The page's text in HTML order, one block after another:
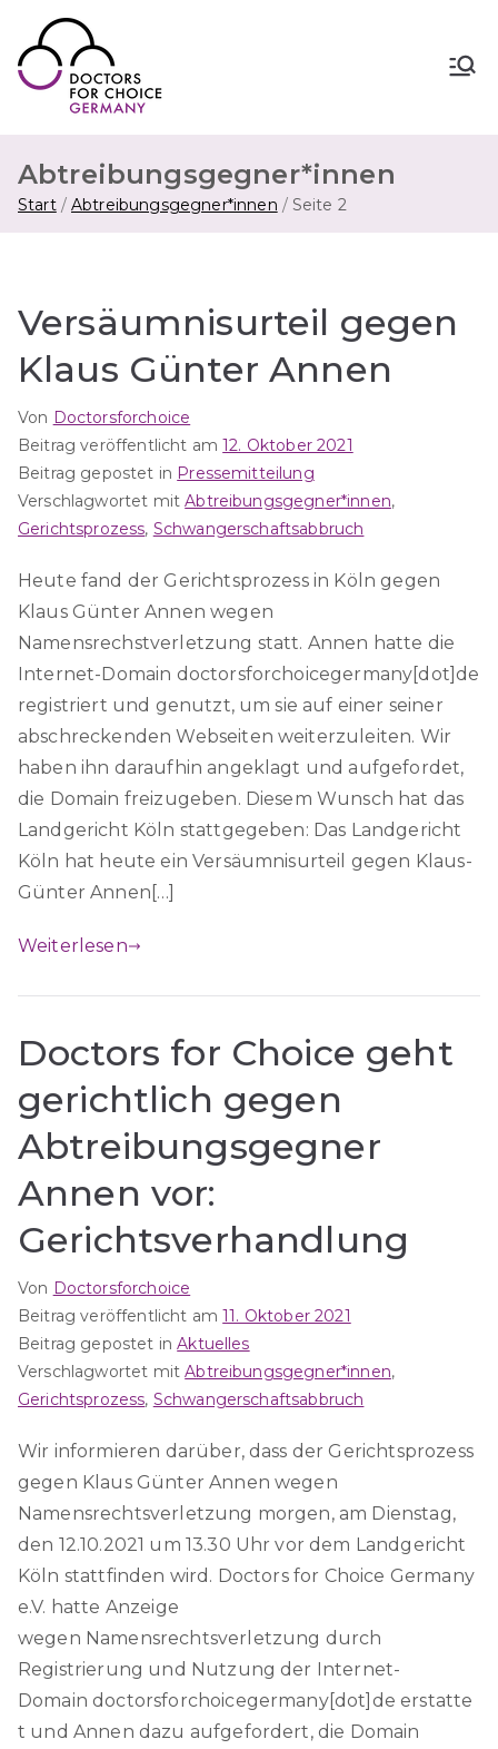
Inhalt
springen
Abtreibungsgegner*innen
Start Abtreibungsgegner*innen Seite 2
Versäumnisurteil gegen
Klaus Günter Annen
Von Doctorsforchoice
Beitrag veröffentlicht am12. Oktober 2021
Beitrag gepostet in Pressemitteilung
Verschlagwortet mitAbtreibungsgegner*innen,
Gerichtsprozess, Schwangerschaftsabbruch
Heute fand der Gerichtsprozess in Köln gegen
Klaus Günter Annen wegen
Namensrechstverletzung statt. Annen hatte die
Internet-Domain doctorsforchoicegermany[dot]de
registriert und genutzt, um sie auf einer seiner
abschreckenden Webseiten weiterzuleiten. Wir
haben ihn daraufhin angeklagt und aufgefordet,
die Domain freizugeben. Diesem Wunsch hat das
Landgericht Köln stattgegeben: Das Landgericht
Köln hat heute ein Versäumnisurteil gegen Klaus-
Günter Annen[…]
Weiterlesen
Doctors for Choice geht
gerichtlich gegen
Abtreibungsgegner
Annen vor:
Gerichtsverhandlung
Von Doctorsforchoice
Beitrag veröffentlicht am11. Oktober 2021
Beitrag gepostet inAktuelles
Verschlagwortet mitAbtreibungsgegner*innen,
Gerichtsprozess, Schwangerschaftsabbruch
Wir informieren darüber, dass der Gerichtsprozess
gegen Klaus Günter Annen wegen
Namensrechtsverletzung morgen, am Dienstag,
den 12.10.2021 um 13.30 Uhr vor dem Landgericht
Köln stattfinden wird. Doctors for Choice Germany
e.V. hatte Anzeige
wegen Namensrechtsverletzung durch
Registrierung und Nutzung der Internet-
Domain doctorsforchoicegermany[dot]de erstatte
t und Annen dazu aufgefordert, die Domain